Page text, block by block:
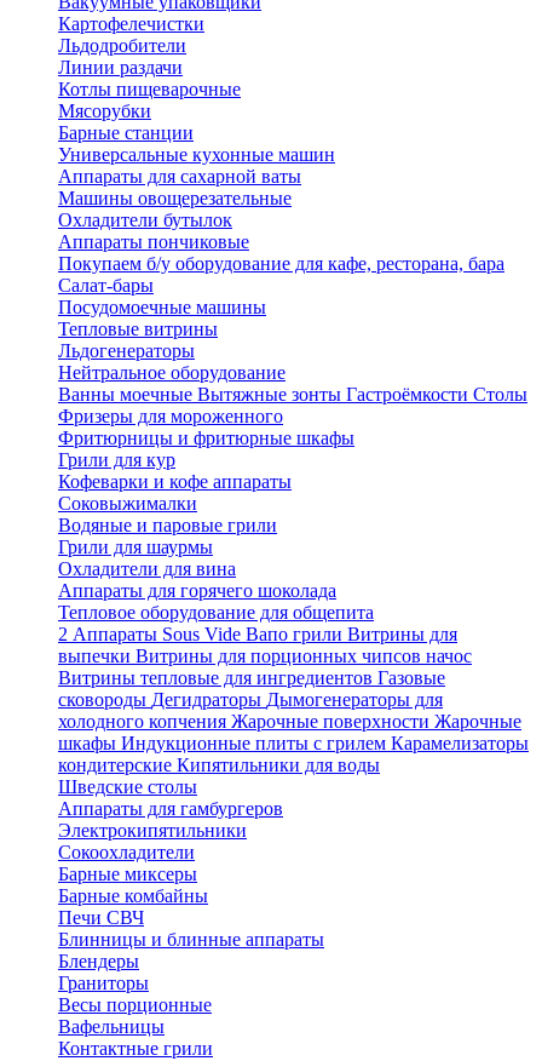
Картофелечистки
Льдодробители
Линии раздачи
Котлы пищеварочные
Мясорубки
Барные станции
Универсальные кухонные машин
Аппараты для сахарной ваты
Машины овощерезательные
Охладители бутылок
Аппараты пончиковые
Покупаем б/у оборудование для кафе, ресторана, бара
Салат-бары
Посудомоечные машины
Тепловые витрины
Льдогенераторы
Нейтральное оборудование
Ванны моечные Вытяжные зонты Гастроёмкости Столы
Фризеры для мороженного
Фритюрницы и фритюрные шкафы
Грили для кур
Кофеварки и кофе аппараты
Соковыжималки
Водяные и паровые грили
Грили для шаурмы
Охладители для вина
Аппараты для горячего шоколада
Тепловое оборудование для общепита
2 Аппараты Sous Vide Вапо грили Витрины для
выпечки Витрины для порционных чипсов начос
Витрины тепловые для ингредиентов Газовые
сковороды Дегидраторы Дымогенераторы для
холодного копчения Жарочные поверхности Жарочные
шкафы Индукционные плиты с грилем Карамелизаторы
кондитерские Кипятильники для воды
Шведские столы
Аппараты для гамбургеров
Электрокипятильники
Сокоохладители
Барные миксеры
Барные комбайны
Печи СВЧ
Блинницы и блинные аппараты
Блендеры
Граниторы
Весы порционные
Вафельницы
Контактные грили